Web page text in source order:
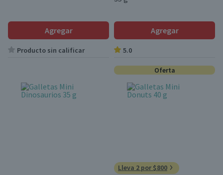
Agregar
Producto sin calificar
Agregar
5.0
Oferta
Lleva 2 por $800